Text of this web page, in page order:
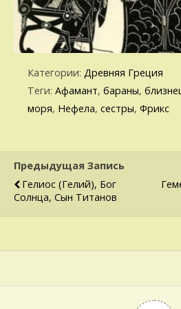
Категории: Древняя Греция
Теги: Афамант, бараны,
моря, Нефела, сестры, Фрикс
Предыдущая Запись
Гелиос (Гелий), Бог
Солнца, Сын Титанов